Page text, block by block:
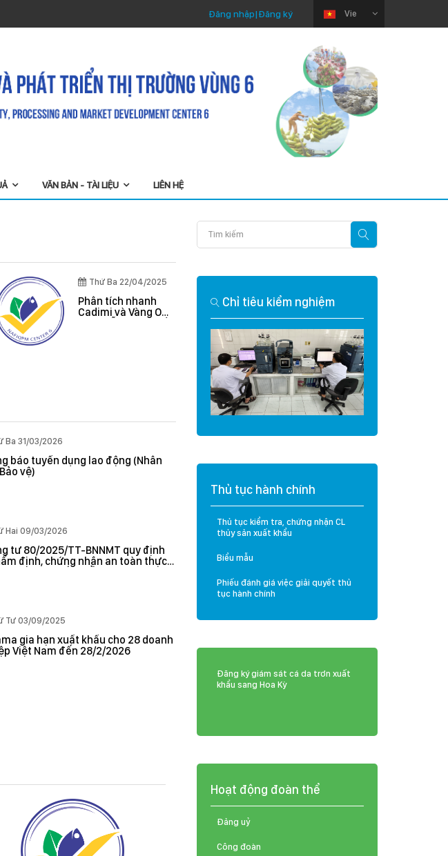
Vie
Đăng nhập|Đăng ký
VĂN BẢN - TÀI LIỆU LIÊN HỆ
Thứ Ba 22/04/2025
Phân tích nhanh
Cadimi và Vàng O
Cá tra Việt Nam
vượt đợt thanh tra
khắt khe của Hoa
Kỳ: Không ghi nhận
lỗi nghiêm trọng, hệ
thống kiểm soát
được đánh giá hiệu
quả
Ba 31/03/2026
báo tuyển dụng lao động (Nhân
vệ)
Hai 09/03/2026
tư 80/2025/TT-BNNMT quy định
định, chứng nhận an toàn thực
Tư 03/09/2025
gia hạn xuất khẩu cho 28 doanh
Việt Nam đến 28/2/2026
Chỉ tiêu kiểm nghiệm
Thủ tục hành chính
Thủ tục kiểm tra, chứng nhận CL
thủy sản xuất khẩu
Biểu mẫu
Phiếu đánh giá việc giải quyết thủ
tục hành chính
Đăng ký giám sát cá da trơn xuất
khẩu sang Hoa Kỳ
Hoạt động đoàn thể
Đảng uỷ
Công đoàn